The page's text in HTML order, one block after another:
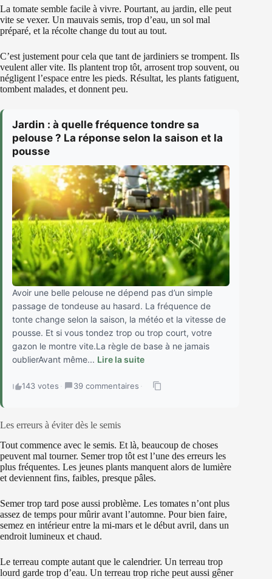
La tomate semble facile à vivre. Pourtant, au jardin, elle peut
vite se vexer. Un mauvais semis, trop d’eau, un sol mal
préparé, et la récolte change du tout au tout.
C’est justement pour cela que tant de jardiniers se trompent. Ils
veulent aller vite. Ils plantent trop tôt, arrosent trop souvent, ou
négligent l’espace entre les pieds. Résultat, les plants fatiguent,
tombent malades, et donnent peu.
Jardin : à quelle fréquence tondre sa
pelouse ? La réponse selon la saison et la
pousse
Avoir une belle pelouse ne dépend pas d’un simple
passage de tondeuse au hasard. La fréquence de
tonte change selon la saison, la météo et la vitesse de
pousse. Et si vous tondez trop ou trop court, votre
gazon le montre vite.La règle de base à ne jamais
oublierAvant même... Lire la suite
143 votes · 39 commentaires ·
Les erreurs à éviter dès le semis
Tout commence avec le semis. Et là, beaucoup de choses
peuvent mal tourner. Semer trop tôt est l’une des erreurs les
plus fréquentes. Les jeunes plants manquent alors de lumière
et deviennent fins, faibles, presque pâles.
Semer trop tard pose aussi problème. Les tomates n’ont plus
assez de temps pour mûrir avant l’automne. Pour bien faire,
semez en intérieur entre la mi-mars et le début avril, dans un
endroit lumineux et chaud.
Le terreau compte autant que le calendrier. Un terreau trop
lourd garde trop d’eau. Un terreau trop riche peut aussi gêner